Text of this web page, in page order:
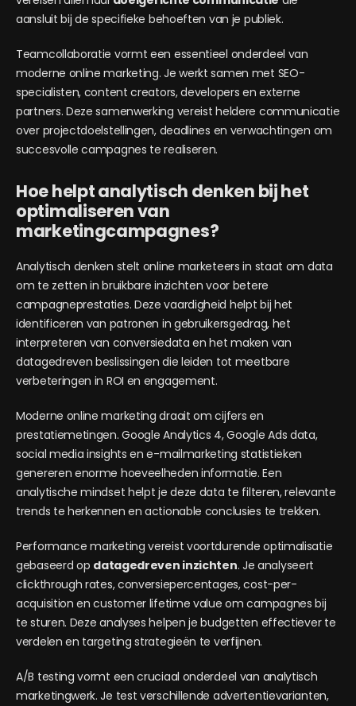
aansluit bij de specifieke behoeften van je publiek.
Teamcollaboratie vormt een essentieel onderdeel van
moderne online marketing. Je werkt samen met SEO-
specialisten, content creators, developers en externe
partners. Deze samenwerking vereist heldere communicatie
over projectdoelstellingen, deadlines en verwachtingen om
succesvolle campagnes te realiseren.
Hoe helpt analytisch denken bij het
optimaliseren van
marketingcampagnes?
Analytisch denken stelt online marketeers in staat om data
om te zetten in bruikbare inzichten voor betere
campagneprestaties. Deze vaardigheid helpt bij het
identificeren van patronen in gebruikersgedrag, het
interpreteren van conversiedata en het maken van
datagedreven beslissingen die leiden tot meetbare
verbeteringen in ROI en engagement.
Moderne online marketing draait om cijfers en
prestatiemetingen. Google Analytics 4, Google Ads data,
social media insights en e-mailmarketing statistieken
genereren enorme hoeveelheden informatie. Een
analytische mindset helpt je deze data te filteren, relevante
trends te herkennen en actionable conclusies te trekken.
Performance marketing vereist voortdurende optimalisatie
gebaseerd op datagedreven inzichten. Je analyseert
clickthrough rates, conversiepercentages, cost-per-
acquisition en customer lifetime value om campagnes bij
te sturen. Deze analyses helpen je budgetten effectiever te
verdelen en targeting strategieën te verfijnen.
A/B testing vormt een cruciaal onderdeel van analytisch
marketingwerk. Je test verschillende advertentievarianten,